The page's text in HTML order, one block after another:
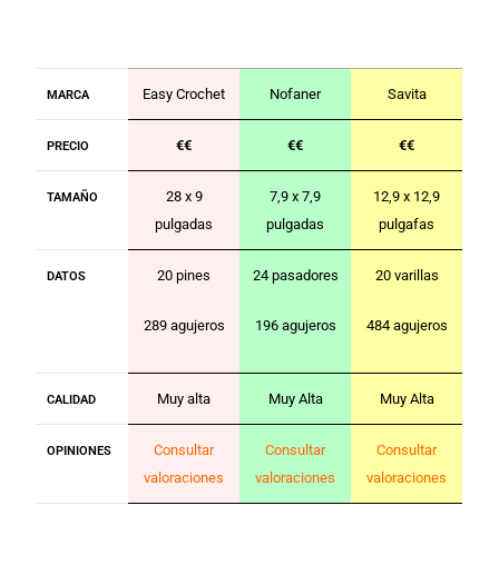
MARCA Easy Crochet Nofaner Savita
PRECIO €€ €€ €€
TAMAÑO
28 x 9
pulgadas
7,9 x 7,9
pulgadas
12,9 x 12,9
pulgafas
DATOS 20 pines
289 agujeros
24 pasadores
196 agujeros
20 varillas
484 agujeros
CALIDAD Muy alta Muy Alta Muy Alta
OPINIONES
Consultar
valoraciones
Consultar
valoraciones
Consultar
valoraciones